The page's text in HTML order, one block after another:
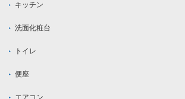
キッチン
洗面化粧台
トイレ
便座